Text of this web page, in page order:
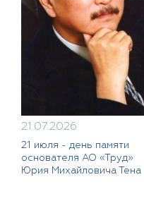
21.07.2026
21 июля - день памяти
основателя АО «Труд»
Юрия Михайловича Тена